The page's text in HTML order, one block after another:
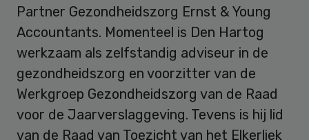
Partner Gezondheidszorg Ernst & Young
Accountants. Momenteel is Den Hartog
werkzaam als zelfstandig adviseur in de
gezondheidszorg en voorzitter van de
Werkgroep Gezondheidszorg van de Raad
voor de Jaarverslaggeving. Tevens is hij lid
van de Raad van Toezicht van het Elkerliek